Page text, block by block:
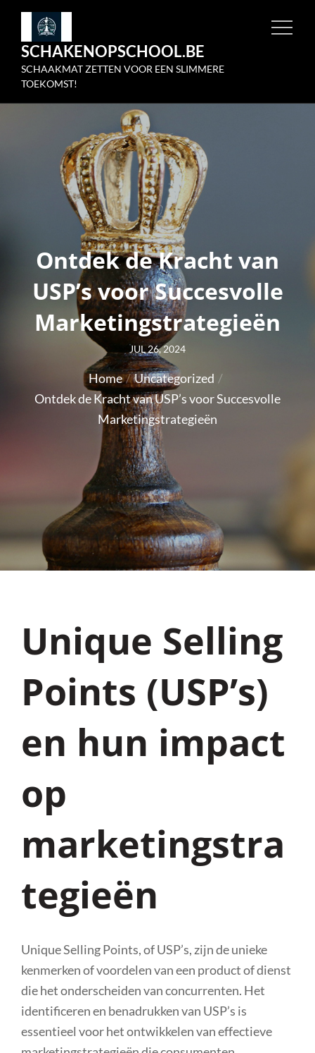
Skip
contentSCHAKENOPSCHOOL.BE
SCHAAKMAT ZETTEN VOOR EEN SLIMMERE
TOEKOMST!
Ontdek de Kracht van
USP’s voor Succesvolle
Marketingstrategieën
Posted
on
JUL 26, 2024
Home
Uncategorized
Ontdek de Kracht van USP’s voor Succesvolle
Marketingstrategieën
Unique Selling
Points (USP’s)
en hun impact
op
marketingstra
tegieën
Unique Selling Points, of USP’s, zijn de unieke
kenmerken of voordelen van een product of dienst
die het onderscheiden van concurrenten. Het
identificeren en benadrukken van USP’s is
essentieel voor het ontwikkelen van effectieve